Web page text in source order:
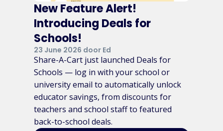
New Feature Alert!
Introducing Deals for
Schools!
23 June 2026 door Ed
Share-A-Cart just launched Deals for
Schools — log in with your school or
university email to automatically unlock
educator savings, from discounts for
teachers and school staff to featured
back-to-school deals.